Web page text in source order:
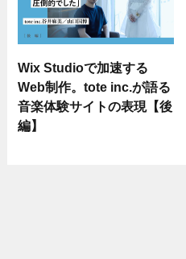
Wix Studioで加速する
Web制作。tote inc.が語る
音楽体験サイトの表現【後
編】